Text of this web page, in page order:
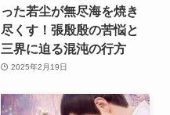
った若尘が無尽海を焼き
尽くす！張殷殷の苦悩と
三界に迫る混沌の行方
2025年2月19日